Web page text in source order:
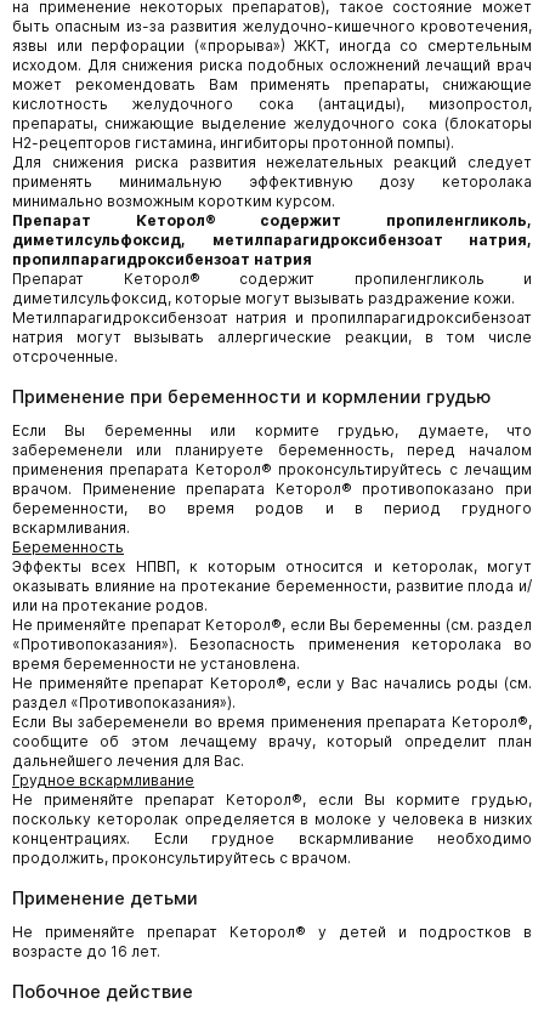
на применение некоторых препаратов), такое состояние может
быть опасным из-за развития желудочно-кишечного кровотечения,
язвы или перфорации («прорыва») ЖКТ, иногда со смертельным
исходом. Для снижения риска подобных осложнений лечащий врач
может рекомендовать Вам применять препараты, снижающие
кислотность желудочного сока (антациды), мизопростол,
препараты, снижающие выделение желудочного сока (блокаторы
Н2-рецепторов гистамина, ингибиторы протонной помпы).
Для снижения риска развития нежелательных реакций следует
применять минимальную эффективную дозу кеторолака
минимально возможным коротким курсом.
Препарат Кеторол® содержит пропиленгликоль,
диметилсульфоксид, метилпарагидроксибензоат натрия,
пропилпарагидроксибензоат натрия
Препарат Кеторол® содержит пропиленгликоль и
диметилсульфоксид, которые могут вызывать раздражение кожи.
Метилпарагидроксибензоат натрия и пропилпарагидроксибензоат
натрия могут вызывать аллергические реакции, в том числе
отсроченные.
Применение при беременности и кормлении грудью
Если Вы беременны или кормите грудью, думаете, что
забеременели или планируете беременность, перед началом
применения препарата Кеторол® проконсультируйтесь с лечащим
врачом. Применение препарата Кеторол® противопоказано при
беременности, во время родов и в период грудного
вскармливания.
Беременность
Эффекты всех НПВП, к которым относится и кеторолак, могут
оказывать влияние на протекание беременности, развитие плода и/
или на протекание родов.
Не применяйте препарат Кеторол®, если Вы беременны (см. раздел
«Противопоказания»). Безопасность применения кеторолака во
время беременности не установлена.
Не применяйте препарат Кеторол®, если у Вас начались роды (см.
раздел «Противопоказания»).
Если Вы забеременели во время применения препарата Кеторол®,
сообщите об этом лечащему врачу, который определит план
дальнейшего лечения для Вас.
Грудное вскармливание
Не применяйте препарат Кеторол®, если Вы кормите грудью,
поскольку кеторолак определяется в молоке у человека в низких
концентрациях. Если грудное вскармливание необходимо
продолжить, проконсультируйтесь с врачом.
Применение детьми
Не применяйте препарат Кеторол® у детей и подростков в
возрасте до 16 лет.
Побочное действие